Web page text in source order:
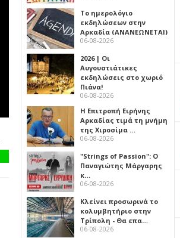
Το ημερολόγιο
εκδηλώσεων στην
Αρκαδία (ΑΝΑΝΕΩΝΕΤΑΙ)
06-08-2026
2026 | Οι
Αυγουστιάτικες
εκδηλώσεις στο χωριό
Πιάνα!
06-08-2026
Η Επιτροπή Ειρήνης
Αρκαδίας τιμά τη μνήμη
της Χιροσίμα …
06-08-2026
"Strings of Passion": Ο
Παναγιώτης Μάργαρης
κ…
06-08-2026
Κλείνει προσωρινά το
κολυμβητήριο στην
Τρίπολη - Θα επα…
06-08-2026